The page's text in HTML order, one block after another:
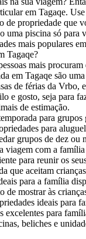
em Tagaqe.
de propriedade que
uma piscina só para
mais populares
Tagaqe?
mais
em Tagaqe são
de férias da Vrbo,
e gosto, seja para
de estimação.
para grupos
para
grupos de dez ou
viagem com a
para reunir os
que aceitam
para a família
de mostrar às
ideais para
excelentes para
beliches e